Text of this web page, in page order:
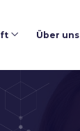
Über uns